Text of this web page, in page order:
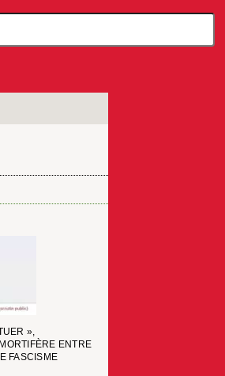
»,
ENTRE
FASCISME